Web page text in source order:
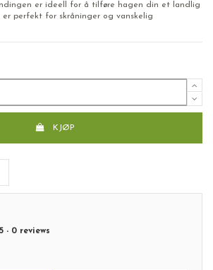
er ideell for å tilføre hagen din et landlig
er perfekt for skråninger og vanskelig
KJØP
5 - 0 reviews